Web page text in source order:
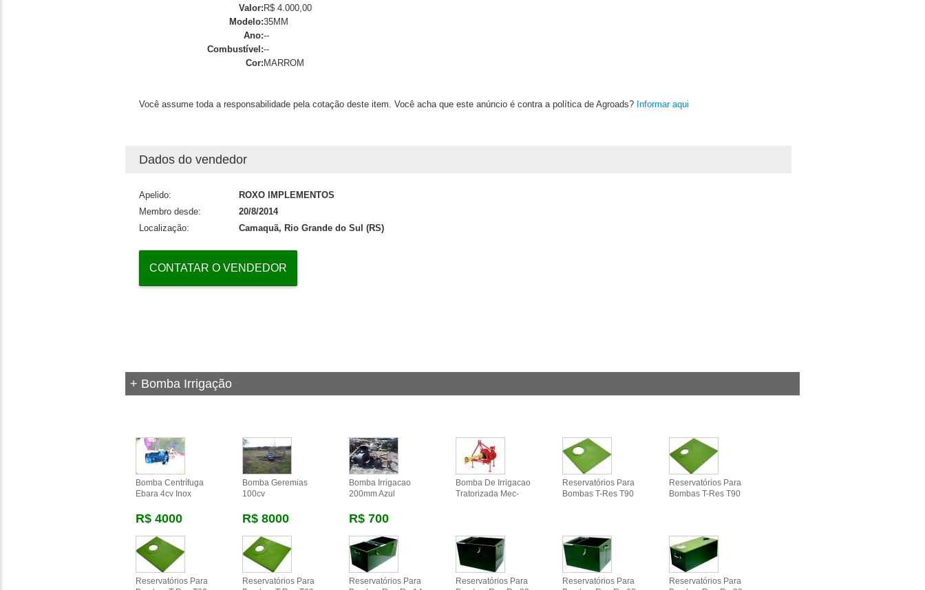
Valor: R$ 4.000,00
Modelo:35MM
Ano:--
Combustível:--
Cor: MARROM
Você assume toda a responsabilidade pela cotação deste item. Você acha que este anúncio é contra a política de Agroads? Informar aqui
Dados do vendedor
Apelido:
ROXO IMPLEMENTOS
Membro desde:
20/8/2014
Localização:
Camaquã, Rio Grande do Sul (RS)
CONTATAR O VENDEDOR
+ Bomba Irrigação
Bomba Centrífuga
Ebara 4cv Inox
R$ 4000
Bomba Geremias
100cv
R$ 8000
Bomba Irrigacao
200mm Azul
R$ 700
Bomba De Irrigacao
Tratorizada Mec-
Reservatórios Para
Bombas T-Res T90
Reservatórios Para
Bombas T-Res T90
Reservatórios Para
Reservatórios Para
Reservatórios Para
Reservatórios Para
Reservatórios Para
Reservatórios Para